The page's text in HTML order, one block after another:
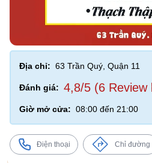
Địa chỉ: 63 Trần Quý, Quận 11
Đánh giá: 4,8/5 (6 Review
Giờ mở cửa: 08:00 đến 21:00
Điện thoại Chỉ đường